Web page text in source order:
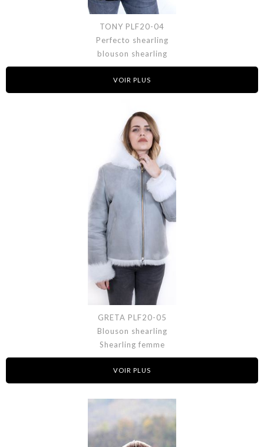
TONY PLF20-04
Perfecto shearling
blouson shearling
VOIR PLUS
GRETA PLF20-05
Blouson shearling
Shearling femme
VOIR PLUS